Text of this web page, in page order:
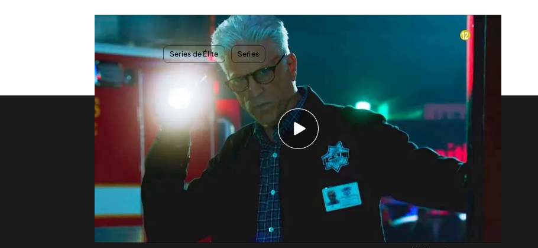
Entrena tu vista con para resolver los crímenes más complicados: ‘CSI Las Vegas’, de lunes a viernes a las 15.30 h.
TEMAS Series de Élite Series
Nos conectamos
Castings
Contacta
Trabaja en nuestro grupo
Autorregulación
Corporativo
Ventas internacionales
Comprar entradas
Ofertas y regalos
Máster Mediaset
Cursos Iumiuky
Eventos Mediaset
Salud y Bienestar